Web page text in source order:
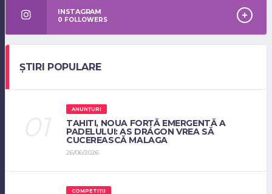
INSTAGRAM
0 FOLLOWERS
ȘTIRI POPULARE
ANUNȚURI
TAHITI, NOUA FORȚĂ EMERGENTĂ A
PADELULUI: AS DRAGON VREA SĂ
CUCEREASCĂ MALAGA
26/06/2026
COMPETIȚII